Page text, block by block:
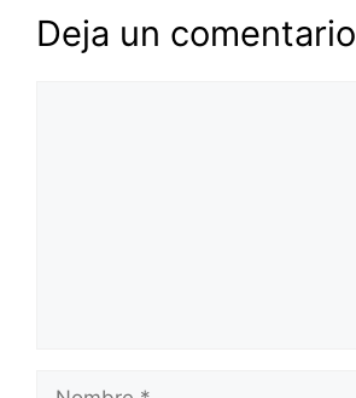
Deja un comentario
Nombre